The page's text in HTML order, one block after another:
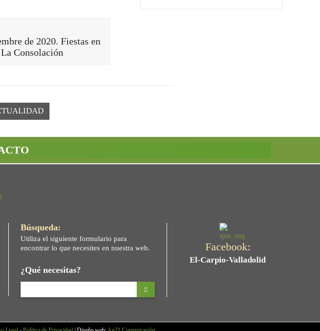
de 2020. Fiestas en
Consolación
Búsqueda:
Utiliza el siguiente formulario para
encontrar lo que necesites en nuestra web.
¿Qué necesitas?
Facebook:
El-Carpio-Valladolid